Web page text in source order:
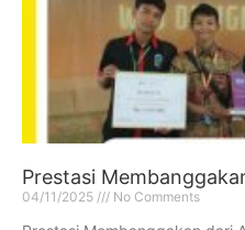
Prestasi
04/11/2025 No Comments